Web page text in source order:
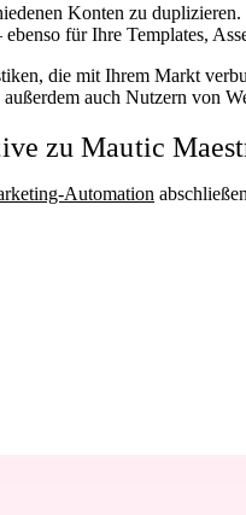
Konten zu duplizieren.
für Ihre Templates,
die mit Ihrem Markt
auch Nutzern von
zu Mautic
Automation